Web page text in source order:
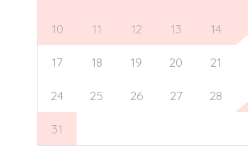
10 11 12 13 14
17 18 19 20 21
24 25 26 27 28
31